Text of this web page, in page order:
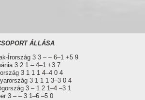
ÁLLÁSA
Írország 3 3 – – 6–1 +5 9
3 2 1 – 4–1 +3 7
3 1 1 1 4–4 0 4
3 1 1 1 3–3 0 4
3 – 1 2 1–4 –3 1
3 – – 3 1–6 –5 0